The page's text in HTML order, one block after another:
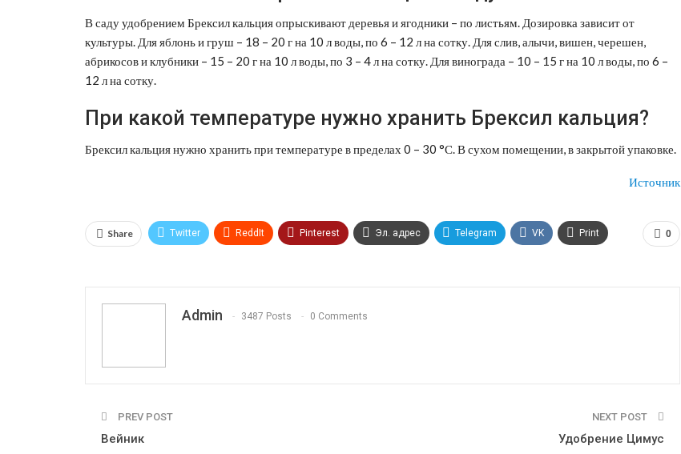
В саду удобрением Брексил кальция опрыскивают деревья и ягодники – по листьям. Дозировка зависит от
культуры. Для яблонь и груш – 18 – 20 г на 10 л воды, по 6 – 12 л на сотку. Для слив, алычи, вишен, черешен,
абрикосов и клубники – 15 – 20 г на 10 л воды, по 3 – 4 л на сотку. Для винограда – 10 – 15 г на 10 л воды, по 6 –
12 л на сотку.
При какой температуре нужно хранить Брексил кальция?
Брексил кальция нужно хранить при температуре в пределах 0 – 30 °С. В сухом помещении, в закрытой упаковке.
Источник
0
Share Twitter ReddIt Pinterest Эл. адрес Telegram VK Print
Admin 3487 Posts 0 Comments
PREV POST
Вейник
NEXT POST
Удобрение Цимус